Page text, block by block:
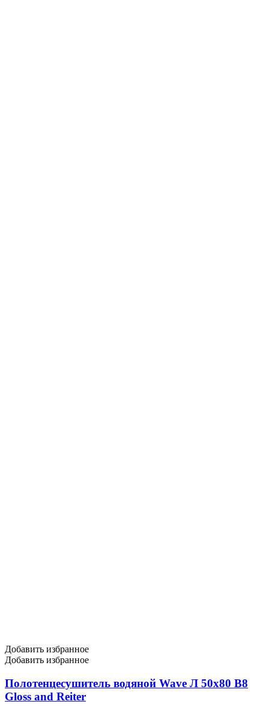
Добавить избранное
Добавить избранное
Полотенцесушитель водяной Wave Л 50х80 В8
Gloss and Reiter